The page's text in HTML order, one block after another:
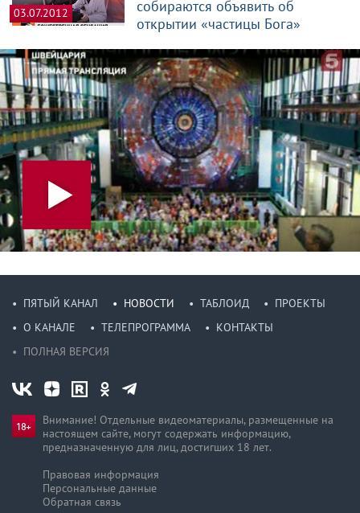
03.07.2012
собираются объявить об
открытии «частицы Бога»
ПЯТЫЙ КАНАЛ НОВОСТИ ТАБЛОИД
ПРОЕКТЫ
О КАНАЛЕ
ТЕЛЕПРОГРАММА
КОНТАКТЫ
ПОЛНАЯ ВЕРСИЯ
Внимание! Отдельные видеоматериалы, размещенные на
настоящем сайте, могут содержать информацию,
предназначен­ную для лиц, достигших 18 лет.
Правовая информация
Персональные данные
Обратная связь